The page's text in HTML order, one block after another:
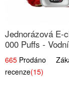
Jednorázová E-
000 Puffs - Vodní
Melounová
665 Prodáno
recenze(15)